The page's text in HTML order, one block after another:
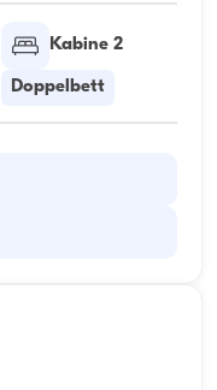
Kabine 2
Doppelbett